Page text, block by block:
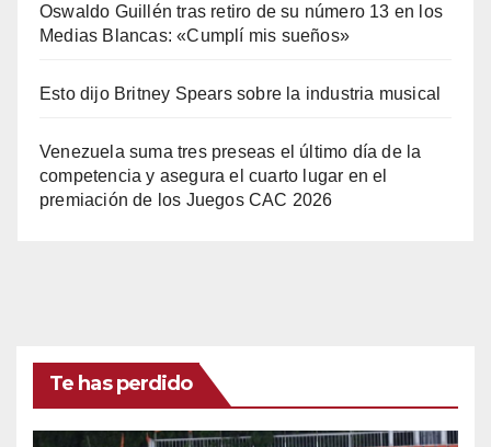
Oswaldo Guillén tras retiro de su número 13 en los
Medias Blancas: «Cumplí mis sueños»
Esto dijo Britney Spears sobre la industria musical
Venezuela suma tres preseas el último día de la
competencia y asegura el cuarto lugar en el
premiación de los Juegos CAC 2026
Te has perdido